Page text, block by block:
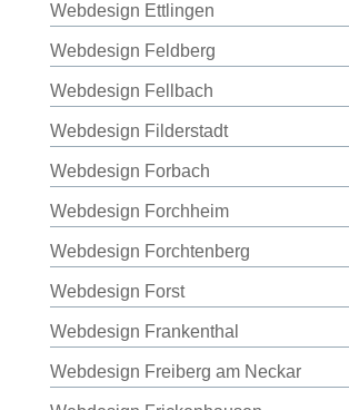
Webdesign Ettlingen
Webdesign Feldberg
Webdesign Fellbach
Webdesign Filderstadt
Webdesign Forbach
Webdesign Forchheim
Webdesign Forchtenberg
Webdesign Forst
Webdesign Frankenthal
Webdesign Freiberg am Neckar